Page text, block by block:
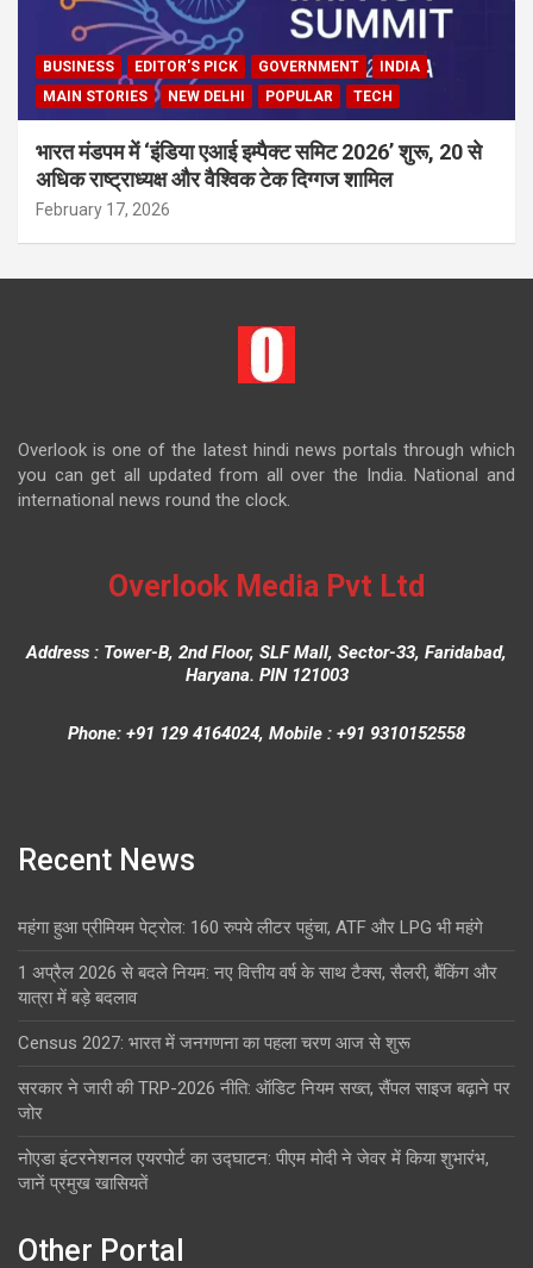
BUSINESS EDITOR'S PICK GOVERNMENT
INDIA
MAIN STORIES
NEW DELHI POPULAR TECH
भारत मंडपम में ‘इंडिया एआई इम्पैक्ट समिट 2026’ शुरू, 20 से
अधिक राष्ट्राध्यक्ष और वैश्विक टेक दिग्गज शामिल
February 17, 2026
Overlook is one of the latest hindi news portals through which
you can get all updated from all over the India. National and
international news round the clock.
Overlook Media Pvt Ltd
Address : Tower-B, 2nd Floor, SLF Mall, Sector-33, Faridabad,
Haryana. PIN 121003
Phone: +91 129 4164024, Mobile : +91 9310152558
Recent News
महंगा हुआ प्रीमियम पेट्रोल: 160 रुपये लीटर पहुंचा, ATF और LPG भी महंगे
1 अप्रैल 2026 से बदले नियम: नए वित्तीय वर्ष के साथ टैक्स, सैलरी, बैंकिंग और
यात्रा में बड़े बदलाव
Census 2027: भारत में जनगणना का पहला चरण आज से शुरू
सरकार ने जारी की TRP-2026 नीति: ऑडिट नियम सख्त, सैंपल साइज बढ़ाने पर
जोर
नोएडा इंटरनेशनल एयरपोर्ट का उद्घाटन: पीएम मोदी ने जेवर में किया शुभारंभ,
जानें प्रमुख खासियतें
Other Portal